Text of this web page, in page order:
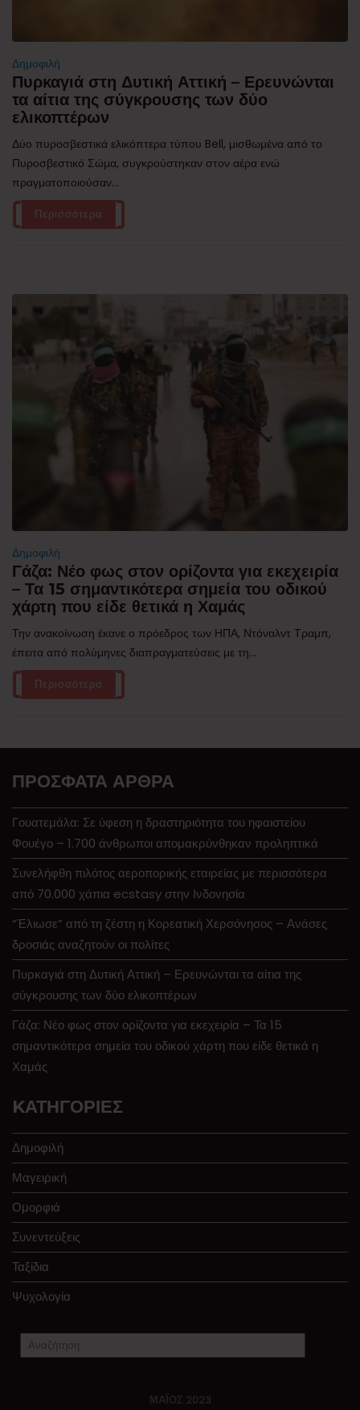
Δημοφιλή
Πυρκαγιά στη Δυτική Αττική – Ερευνώνται
τα αίτια της σύγκρουσης των δύο
ελικοπτέρων
Δύο πυροσβεστικά ελικόπτερα τύπου Bell, μισθωμένα από το
Πυροσβεστικό Σώμα, συγκρούστηκαν στον αέρα ενώ
πραγματοποιούσαν...
Περισσότερα
Δημοφιλή
Γάζα: Νέο φως στον ορίζοντα για εκεχειρία
– Τα 15 σημαντικότερα σημεία του οδικού
χάρτη που είδε θετικά η Χαμάς
Την ανακοίνωση έκανε ο πρόεδρος των ΗΠΑ, Ντόναλντ Τραμπ,
έπειτα από πολύμηνες διαπραγματεύσεις με τη...
Περισσότερα
ΠΡΌΣΦΑΤΑ ΆΡΘΡΑ
Γουατεμάλα: Σε ύφεση η δραστηριότητα του ηφαιστείου
Φουέγο – 1.700 άνθρωποι απομακρύνθηκαν προληπτικά
Συνελήφθη πιλότος αεροπορικής εταιρείας με περισσότερα
από 70.000 χάπια ecstasy στην Ινδονησία
“Έλιωσε” από τη ζέστη η Κορεατική Χερσόνησος – Ανάσες
δροσιάς αναζητούν οι πολίτες
Πυρκαγιά στη Δυτική Αττική – Ερευνώνται τα αίτια της
σύγκρουσης των δύο ελικοπτέρων
Γάζα: Νέο φως στον ορίζοντα για εκεχειρία – Τα 15
σημαντικότερα σημεία του οδικού χάρτη που είδε θετικά η
Χαμάς
KΑΤΗΓΟΡΊΕΣ
Δημοφιλή
Μαγειρική
Ομορφιά
Συνεντεύξεις
Ταξίδια
Ψυχολογία
ΜΆΙΟΣ 2023